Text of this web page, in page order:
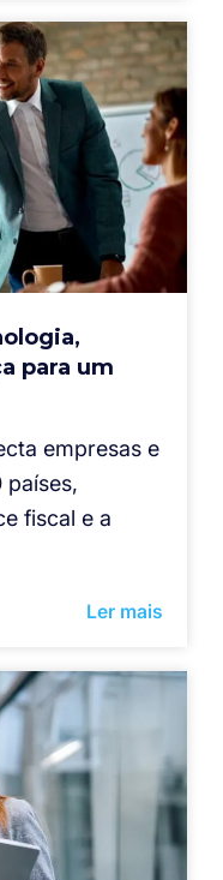
para um
empresas e
países,
fiscal e a
Ler mais